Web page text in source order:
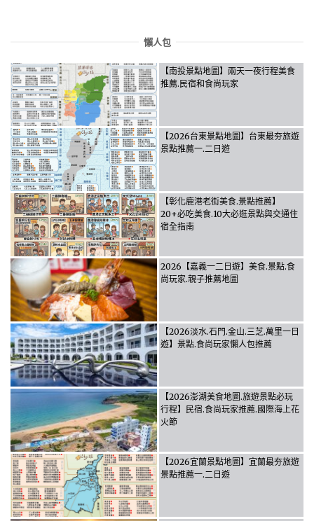
懶人包
【南投景點地圖】兩天一夜行程美食
推薦.民宿和食尚玩家
【2026台東景點地圖】台東最夯旅遊
景點推薦一.二日遊
【彰化鹿港老街美食.景點推薦】
20+必吃美食.10大必逛景點與交通住
宿全指南
2026【嘉義一二日遊】美食.景點.食
尚玩家.親子推薦地圖
【2026淡水.石門.金山.三芝.萬里一日
遊】景點.食尚玩家懶人包推薦
【2026澎湖美食地圖.旅遊景點必玩
行程】民宿.食尚玩家推薦.國際海上花
火節
【2026宜蘭景點地圖】宜蘭最夯旅遊
景點推薦一.二日遊